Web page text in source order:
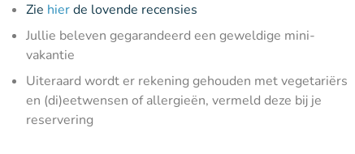
Zie hierde lovende recensies
Jullie beleven gegarandeerd een geweldige mini-
vakantie
Uiteraard wordt er rekening gehouden met vegetariërs
en (di)eetwensen of allergieën, vermeld deze bij je
reservering